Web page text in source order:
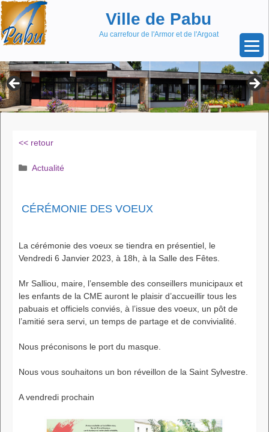
Aller
au
contenu
Skip
to
content
Ville de Pabu
Au carrefour de l'Armor et de l'Argoat
<< retour
Catégories
Actualité
CÉRÉMONIE DES VOEUX
La cérémonie des voeux se tiendra en présentiel, le
Vendredi 6 Janvier 2023, à 18h, à la Salle des Fêtes.
Mr Salliou, maire, l’ensemble des conseillers municipaux et
les enfants de la CME auront le plaisir d’accueillir tous les
pabuais et officiels conviés, à l’issue des voeux, un pôt de
l’amitié sera servi, un temps de partage et de convivialité.
Nous préconisons le port du masque.
Nous vous souhaitons un bon réveillon de la Saint Sylvestre.
A vendredi prochain